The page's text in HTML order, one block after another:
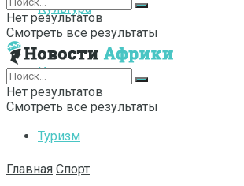
Культура
Интернет
Туризм
Нет результатов
Смотреть все результаты
Нет результатов
Смотреть все результаты
Главная Спорт